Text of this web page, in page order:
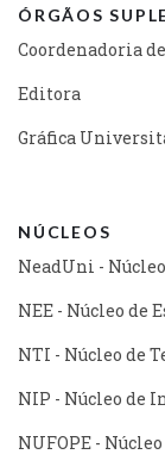
ÓRGÃOS
Coordenadoria
Editora
Gráfica
NÚCLEOS
NeadUni -
NEE - Núcleo de
NTI - Núcleo de
NIP - Núcleo de
NUFOPE -